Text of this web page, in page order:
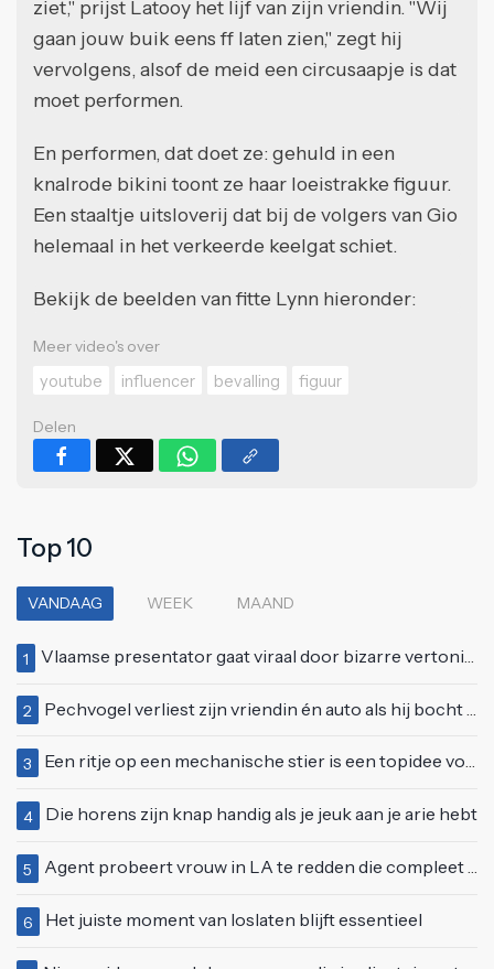
ziet," prijst Latooy het lijf van zijn vriendin. "Wij
gaan jouw buik eens ff laten zien," zegt hij
vervolgens, alsof de meid een circusaapje is dat
moet performen.
En performen, dat doet ze: gehuld in een
knalrode bikini toont ze haar loeistrakke figuur.
Een staaltje uitsloverij dat bij de volgers van Gio
helemaal in het verkeerde keelgat schiet.
Bekijk de beelden van fitte Lynn hieronder:
Meer video's over
youtube
influencer bevalling figuur
Delen
Top 10
VANDAAG WEEK MAAND
1 Vlaamse presentator gaat viraal door bizarre vertoning op live televisie: "Helemaal stijf van de bloem"
2 Pechvogel verliest zijn vriendin én auto als hij bocht te scherp neemt
3 Een ritje op een mechanische stier is een topidee voor een eerste date
4 Die horens zijn knap handig als je jeuk aan je arie hebt
5 Agent probeert vrouw in LA te redden die compleet van het padje is
6 Het juiste moment van loslaten blijft essentieel